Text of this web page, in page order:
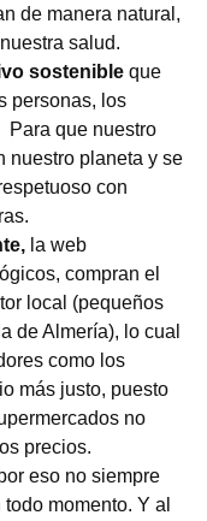
de manera natural,
salud.
sostenible que
personas, los
Para que nuestro
nuestro planeta y se
con
la web
compran el
local (pequeños
de Almería), lo cual
como los
más justo, puesto
no
precios.
eso no siempre
momento. Y al